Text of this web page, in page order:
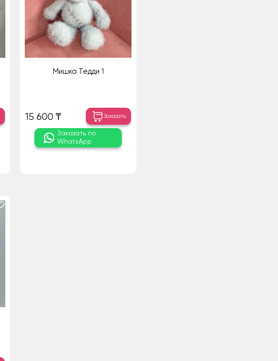
Мишка Тедди 1
15 600 ₸ Заказать
Заказать по
WhatsApp